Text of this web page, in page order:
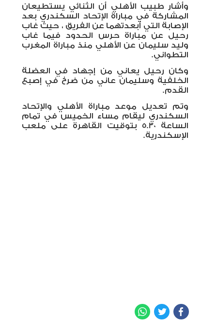
وأشار طبيب الأهلي أن الثنائي يستطيعان
المشاركة في مباراة الإتحاد السكندري بعد
الإصابة التي أبعدتهما عن الفريق ، حيث غاب
رحيل عن مباراة حرس الحدود فيما غاب
وليد سليمان عن الأهلي منذ مباراة المغرب
التطواني.
وكان رحيل يعاني من إجهاد في العضلة
الخلفية وسليمان عاني من ضرخ في إصبع
القدم.
وتم تعديل موعد مباراة الأهلي والإتحاد
السكندري ليقام مساء الخميس في تمام
الساعة 5.30 بتوقيت القاهرة على ملعب
الإسكندرية.
Facebook
Twitter